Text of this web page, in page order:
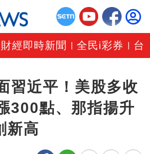
財經即時新聞 |全民i彩券 台
習近平！美股多收
點、那指揚升
新高